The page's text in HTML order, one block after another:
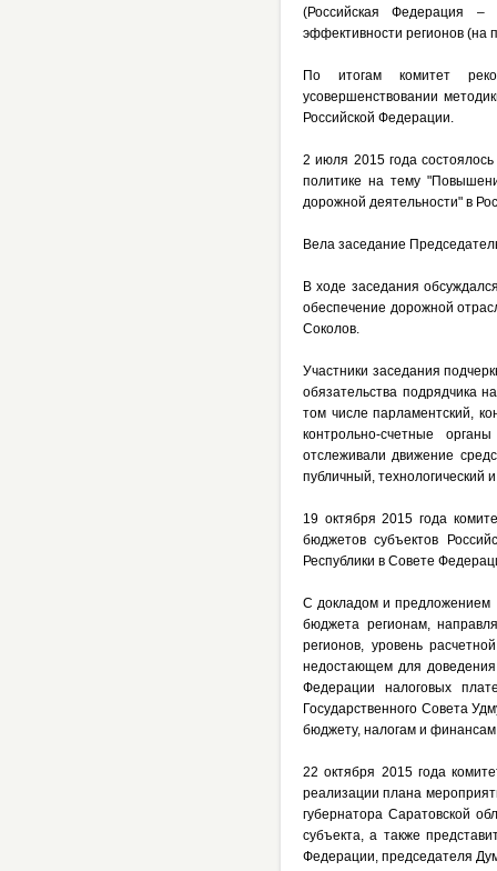
(Российская Федерация –
эффективности регионов (на
По итогам комитет
усовершенствовании
Российской Федерации.
2 июля 2015 года
политике на тему
дорожной деятельности" в
Вела заседание
В ходе заседания
обеспечение дорожной
Соколов.
Участники заседания
обязательства подрядчика
том числе парламентский,
контрольно-счетные
отслеживали движение
публичный, технологический
19 октября 2015 года
бюджетов субъектов
Республики в Совете
С докладом и предложением
бюджета регионам,
регионов, уровень
недостающем для
Федерации налоговых
Государственного Совета
бюджету, налогам и
22 октября 2015 года
реализации плана
губернатора Саратовской
субъекта, а также
Федерации, председателя